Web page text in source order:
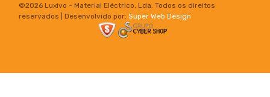
©2026 Luxivo - Material Eléctrico, Lda. Todos os direitos
reservados | Desenvolvido por: Super Web Design